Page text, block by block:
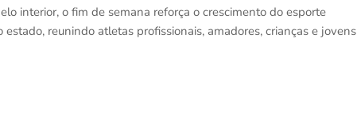
interior, o fim de semana reforça o crescimento do esporte
reunindo atletas profissionais, amadores, crianças e jovens